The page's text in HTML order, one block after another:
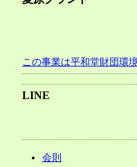
シ
ョ
ン
この事業は平和堂財団環
LINE
会則